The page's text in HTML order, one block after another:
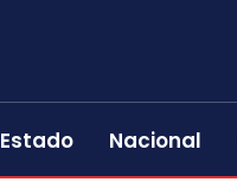
Estado Nacional